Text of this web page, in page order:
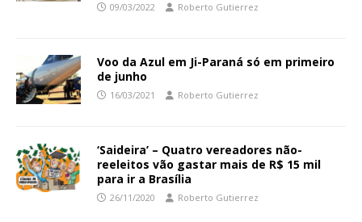
09/03/2022 Roberto Gutierrez
Voo da Azul em Ji-Paraná só em primeiro
de junho
16/03/2021 Roberto Gutierrez
‘Saideira’ – Quatro vereadores não-
reeleitos vão gastar mais de R$ 15 mil
para ir a Brasília
26/11/2020 Roberto Gutierrez